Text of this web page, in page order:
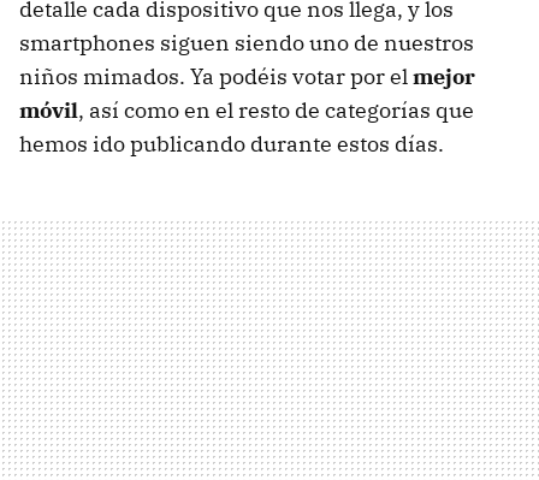
detalle cada dispositivo que nos llega, y los
smartphones siguen siendo uno de nuestros
niños mimados. Ya podéis votar por elmejor
móvil, así como en el resto de categorías que
hemos ido publicando durante estos días.